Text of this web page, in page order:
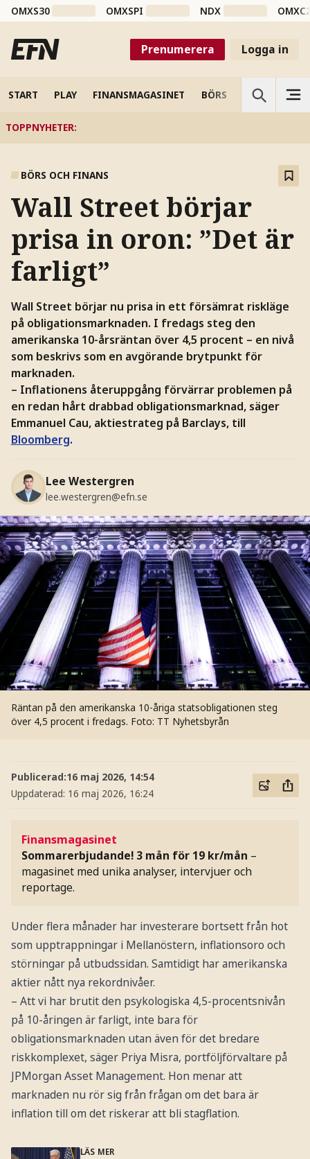
OMXS30 OMXSPI NDX
Prenumerera Logga in
START PLAY FINANSMAGASINET BÖRS VETENSKAP
TOPPNYHETER:
BÖRS OCH FINANS
Wall Street börjar
prisa in oron: ”Det är
farligt”
Wall Street börjar nu prisa in ett försämrat riskläge
på obligationsmarknaden. I fredags steg den
amerikanska 10-årsräntan över 4,5 procent – en nivå
som beskrivs som en avgörande brytpunkt för
marknaden.
– Inflationens återuppgång förvärrar problemen på
en redan hårt drabbad obligationsmarknad, säger
Emmanuel Cau, aktiestrateg på Barclays, till
Bloomberg.
Lee Westergren
lee.westergren@efn.se
Räntan på den amerikanska 10-åriga statsobligationen steg
över 4,5 procent i fredags. Foto: TT Nyhetsbyrån
Publicerad:16 maj 2026, 14:54
Uppdaterad: 16 maj 2026, 16:24
Finansmagasinet
Sommarerbjudande! 3 mån för 19 kr/mån –
magasinet med unika analyser, intervjuer och
reportage.
Under flera månader har investerare bortsett från hot
som upptrappningar i Mellanöstern, inflationsoro och
störningar på utbudssidan. Samtidigt har amerikanska
aktier nått nya rekordnivåer.
– Att vi har brutit den psykologiska 4,5-procentsnivån
på 10-åringen är farligt, inte bara för
obligationsmarknaden utan även för det bredare
riskkomplexet, säger Priya Misra, portföljförvaltare på
JPMorgan Asset Management. Hon menar att
marknaden nu rör sig från frågan om det bara är
inflation till om det riskerar att bli stagflation.
LÄS MER